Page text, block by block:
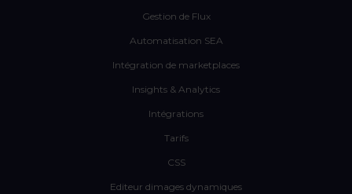
Gestion de Flux
Automatisation SEA
Intégration de marketplaces
Insights & Analytics
Intégrations
Tarifs
CSS
Editeur dimages dynamiques